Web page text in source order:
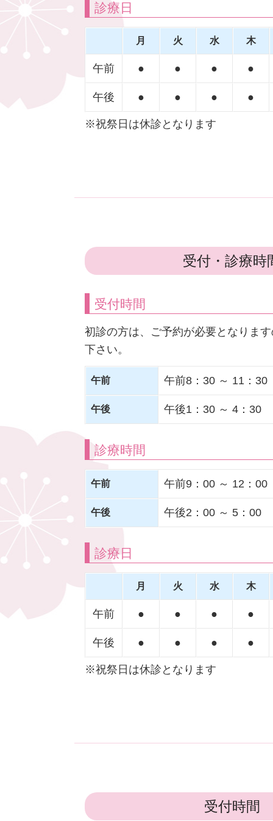
診療日
月 火 水 木
午前 ● ● ● ●
午後 ● ● ● ●
※祝祭日は休診となります
受付・診療時
受付時間
初診の方は、ご予約が必要となりま
下さい。
午前 午前8：30 ～ 11：30
午後 午後1：30 ～ 4：30
診療時間
午前 午前9：00 ～ 12：00
午後 午後2：00 ～ 5：00
診療日
月 火 水 木
午前 ● ● ● ●
午後 ● ● ● ●
※祝祭日は休診となります
受付時間